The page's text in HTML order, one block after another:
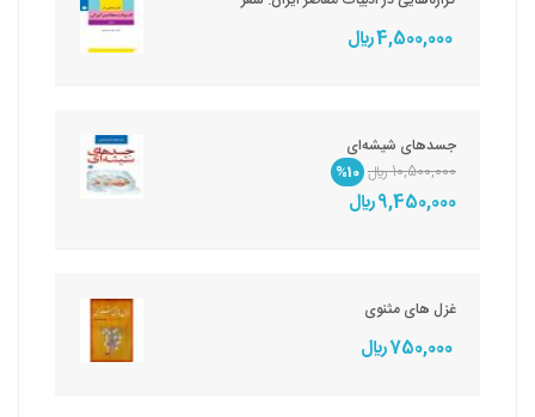
4,500,000 ريال
جسدهای شیشه‌ای
10,500,000 ريال
%10
9,450,000 ريال
غزل های مثنوی
750,000 ريال